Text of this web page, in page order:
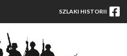
SZLAKI HISTORII